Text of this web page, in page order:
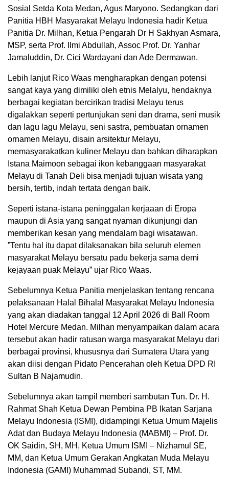
Sosial Setda Kota Medan, Agus Maryono. Sedangkan dari
Panitia HBH Masyarakat Melayu Indonesia hadir Ketua
Panitia Dr. Milhan, Ketua Pengarah Dr H Sakhyan Asmara,
MSP, serta Prof. Ilmi Abdullah, Assoc Prof. Dr. Yanhar
Jamaluddin, Dr. Cici Wardayani dan Ade Dermawan.
Lebih lanjut Rico Waas mengharapkan dengan potensi
sangat kaya yang dimiliki oleh etnis Melalyu, hendaknya
berbagai kegiatan bercirikan tradisi Melayu terus
digalakkan seperti pertunjukan seni dan drama, seni musik
dan lagu lagu Melayu, seni sastra, pembuatan ornamen
ornamen Melayu, disain arsitektur Melayu,
memasyarakatkan kuliner Melayu dan bahkan diharapkan
Istana Maimoon sebagai ikon kebanggaan masyarakat
Melayu di Tanah Deli bisa menjadi tujuan wisata yang
bersih, tertib, indah tertata dengan baik.
Seperti istana-istana peninggalan kerjaaan di Eropa
maupun di Asia yang sangat nyaman dikunjungi dan
memberikan kesan yang mendalam bagi wisatawan.
”Tentu hal itu dapat dilaksanakan bila seluruh elemen
masyarakat Melayu bersatu padu bekerja sama demi
kejayaan puak Melayu” ujar Rico Waas.
Sebelumnya Ketua Panitia menjelaskan tentang rencana
pelaksanaan Halal Bihalal Masyarakat Melayu Indonesia
yang akan diadakan tanggal 12 April 2026 di Ball Room
Hotel Mercure Medan. Milhan menyampaikan dalam acara
tersebut akan hadir ratusan warga masyarakat Melayu dari
berbagai provinsi, khususnya dari Sumatera Utara yang
akan diisi dengan Pidato Pencerahan oleh Ketua DPD RI
Sultan B Najamudin.
Sebelumnya akan tampil memberi sambutan Tun. Dr. H.
Rahmat Shah Ketua Dewan Pembina PB Ikatan Sarjana
Melayu Indonesia (ISMI), didampingi Ketua Umum Majelis
Adat dan Budaya Melayu Indonesia (MABMI) – Prof. Dr.
OK Saidin, SH, MH, Ketua Umum ISMI – Nizhamul SE,
MM, dan Ketua Umum Gerakan Angkatan Muda Melayu
Indonesia (GAMI) Muhammad Subandi, ST, MM.